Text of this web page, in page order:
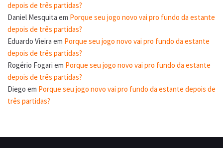
depois de três partidas?
Daniel Mesquita em Porque seu jogo novo vai pro fundo da estante
depois de três partidas?
Eduardo Vieira em Porque seu jogo novo vai pro fundo da estante
depois de três partidas?
Rogério Fogari em Porque seu jogo novo vai pro fundo da estante
depois de três partidas?
Diego em Porque seu jogo novo vai pro fundo da estante depois de
três partidas?